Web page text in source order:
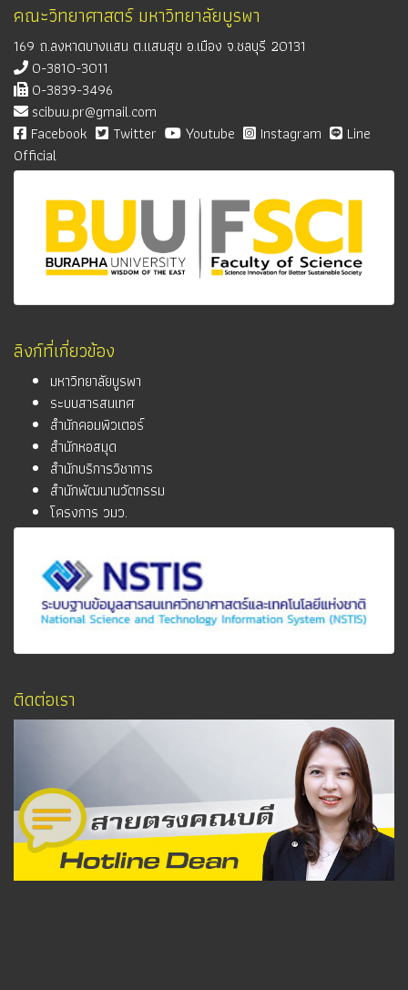
คณะวิทยาศาสตร์ มหาวิทยาลัยบูรพา
169 ถ.ลงหาดบางแสน ต.แสนสุข อ.เมือง จ.ชลบุรี 20131
0-3810-3011
0-3839-3496
scibuu.pr@gmail.com
Facebook
Twitter Youtube Instagram
Line
Official
ลิงก์ที่เกี่ยวข้อง
มหาวิทยาลัยบูรพา
ระบบสารสนเทศ
สำนักคอมพิวเตอร์
สำนักหอสมุด
สำนักบริการวิชาการ
สำนักพัฒนานวัตกรรม
โครงการ วมว.
ติดต่อเรา